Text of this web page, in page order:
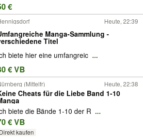
€
Heute, 22:39
Manga-Sammlung -
Titel
biete hier eine umfangreic ...
€ VB
(Mittelfr) Heute, 22:38
Cheats für die Liebe Band 1-10
biete die Bände 1-10 der R ...
€ VB
Direkt kaufen